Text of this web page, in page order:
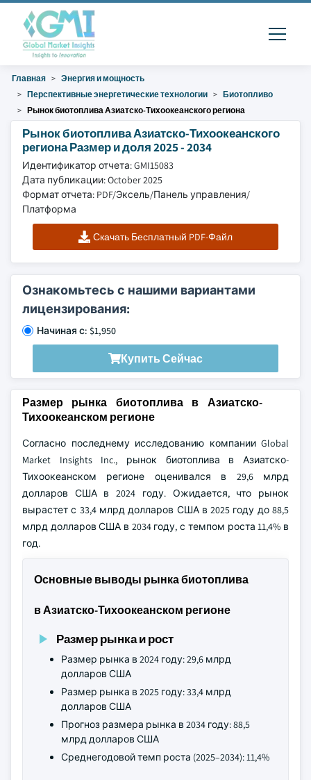
Главная
Энергия и мощность
Перспективные энергетические технологии
Биотопливо
Рынок биотоплива Азиатско-Тихоокеанского региона
Рынок биотоплива Азиатско-Тихоокеанского
региона Размер и доля 2025 - 2034
Идентификатор отчета: GMI15083
Дата публикации: October 2025
Формат отчета: PDF/Эксель/Панель управления/
Платформа
Скачать Бесплатный PDF-Файл
Ознакомьтесь с нашими вариантами
лицензирования:
Начиная с: $1,950
Купить Сейчас
Размер рынка биотоплива в Азиатско-
Тихоокеанском регионе
Согласно последнему исследованию компании Global
Market Insights Inc., рынок биотоплива в Азиатско-
Тихоокеанском регионе оценивался в 29,6 млрд
долларов США в 2024 году. Ожидается, что рынок
вырастет с 33,4 млрд долларов США в 2025 году до 88,5
млрд долларов США в 2034 году, с темпом роста 11,4% в
год.
Основные выводы рынка биотоплива
в Азиатско-Тихоокеанском регионе
Размер рынка и рост
Размер рынка в 2024 году: 29,6 млрд
долларов США
Размер рынка в 2025 году: 33,4 млрд
долларов США
Прогноз размера рынка в 2034 году: 88,5
млрд долларов США
Среднегодовой темп роста (2025–2034): 11,4%